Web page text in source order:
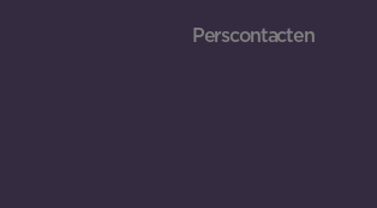
Perscontacten